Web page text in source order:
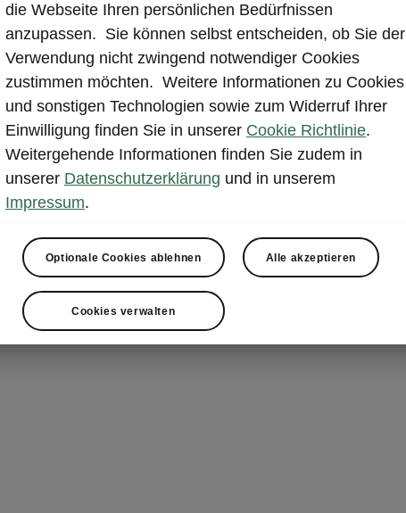
Modellübersicht
die Webseite Ihren persönlichen Bedürfnissen
anzupassen. Sie können selbst entscheiden, ob Sie der
Verwendung nicht zwingend notwendiger Cookies
zustimmen möchten. Weitere Informationen zu Cookies
und sonstigen Technologien sowie zum Widerruf Ihrer
Einwilligung finden Sie in unserer Cookie Richtlinie.
Weitergehende Informationen finden Sie zudem in
unserer Datenschutzerklärung und in unserem
Impressum.
Optionale Cookies ablehnen Alle akzeptieren
Cookies verwalten